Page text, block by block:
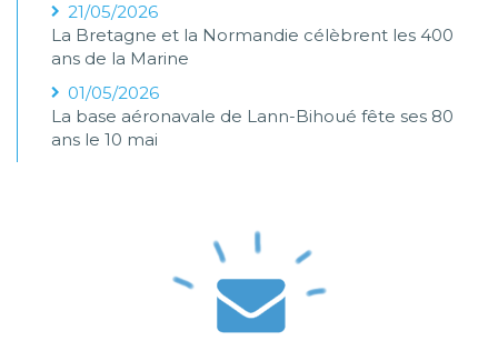
21/05/2026
La Bretagne et la Normandie célèbrent les 400
ans de la Marine
01/05/2026
La base aéronavale de Lann-Bihoué fête ses 80
ans le 10 mai